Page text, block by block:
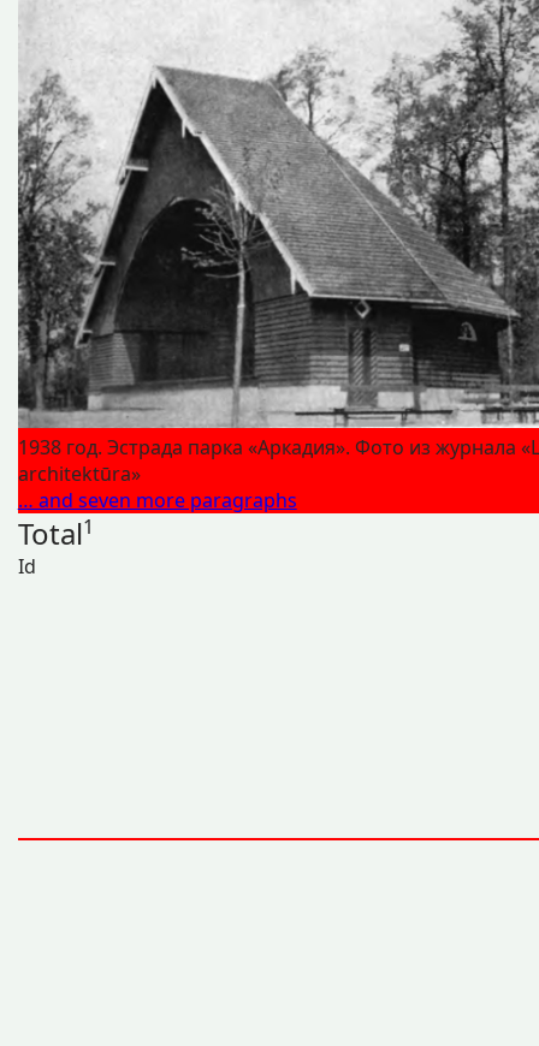
1938 год. Эстрада парка «Аркадия». Фото из журнала
architektūra»
… and seven more paragraphs
Total1
Id